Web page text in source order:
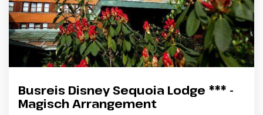
Busreis Disney Sequoia Lodge *** -
Magisch Arrangement